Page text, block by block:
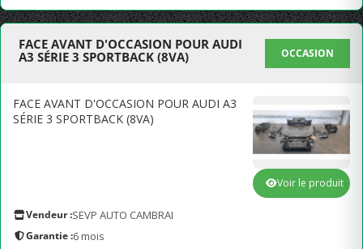
FACE AVANT D'OCCASION POUR AUDI
A3 SÉRIE 3 SPORTBACK (8VA)
OCCASION
FACE AVANT D'OCCASION POUR AUDI A3
SÉRIE 3 SPORTBACK (8VA)
Vendeur :SEVP AUTO CAMBRAI
Garantie :6 mois
Voir le produit